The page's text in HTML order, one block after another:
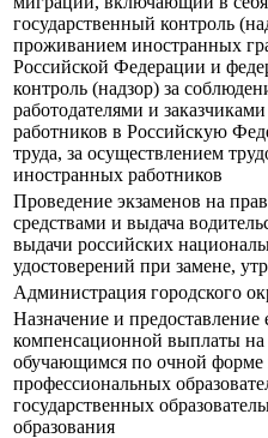
государственный контроль
проживанием иностранных
Российской Федерации и
контроль (надзор) за
работодателями и
работников в Российскую
труда, за осуществлением
иностранных работников
Прoведение экзаменов на
средствами и выдача
выдачи российских
удостоверений при замене,
Администрация городского
Назначение и предоставление
компенсационной выплаты на
обучающимся по очной форме
профессиональных
государственных
образования